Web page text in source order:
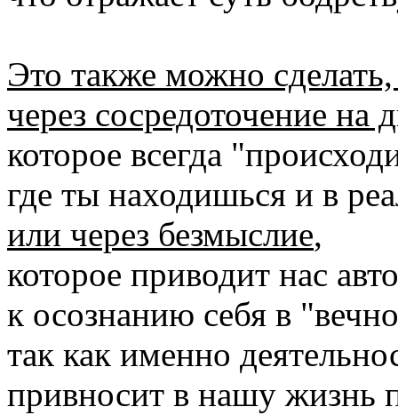
Это также можно
через сосредоточение на
которое всегда
где ты находишься и в
или через безмыслие,
которое приводит нас
к осознанию себя в
так как именно
привносит в нашу жизнь